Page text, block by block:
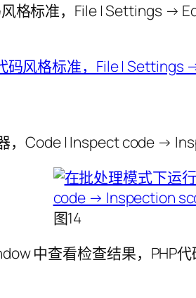
风格标准，File | Settings
，Code | Inspect code →
图14
中查看检查结果，